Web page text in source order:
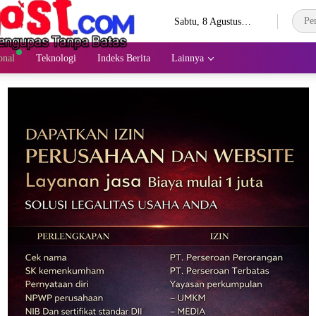
Sabtu, 8 Agustus
Teknologi Indeks Berita Lainnya